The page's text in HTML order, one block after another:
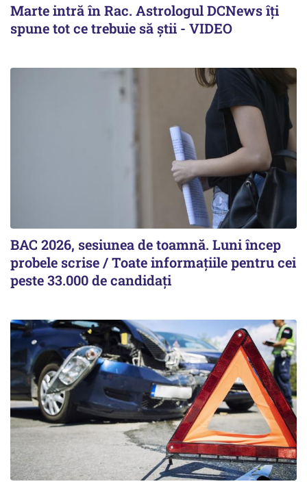
Marte intră în Rac. Astrologul DCNews îți
spune tot ce trebuie să știi - VIDEO
BAC 2026, sesiunea de toamnă. Luni încep
probele scrise / Toate informațiile pentru cei
peste 33.000 de candidați